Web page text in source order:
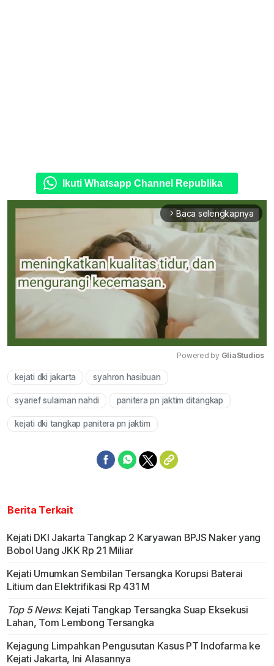
Ikuti Whatsapp Channel Republika
arrow_forward_ios Baca selengkapnya
Powered by GliaStudios
kejati dki jakarta syahron hasibuan
syarief sulaiman nahdi panitera pn jaktim ditangkap
kejati dki tangkap panitera pn jaktim
Berita Terkait
Kejati DKI Jakarta Tangkap 2 Karyawan BPJS Naker yang
Bobol Uang JKK Rp 21 Miliar
Kejati Umumkan Sembilan Tersangka Korupsi Baterai
Litium dan Elektrifikasi Rp 431 M
Top 5 News: Kejati Tangkap Tersangka Suap Eksekusi
Lahan, Tom Lembong Tersangka
Kejagung Limpahkan Pengusutan Kasus PT Indofarma ke
Kejati Jakarta, Ini Alasannya